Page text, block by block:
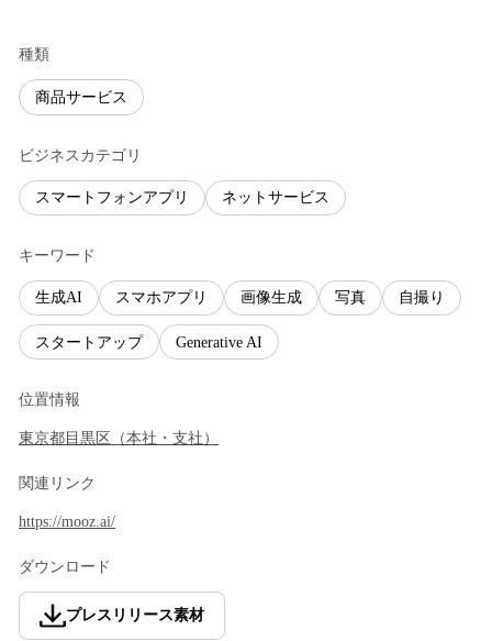
種類
商品サービス
ビジネスカテゴリ
スマートフォンアプリ ネットサービス
キーワード
生成AI スマホアプリ 画像生成 写真 自撮り
スタートアップ Generative AI
位置情報
東京都 目黒区 （本社・支社 ）
関連リンク
https://mooz.ai/
ダウンロード
プレスリリース素材